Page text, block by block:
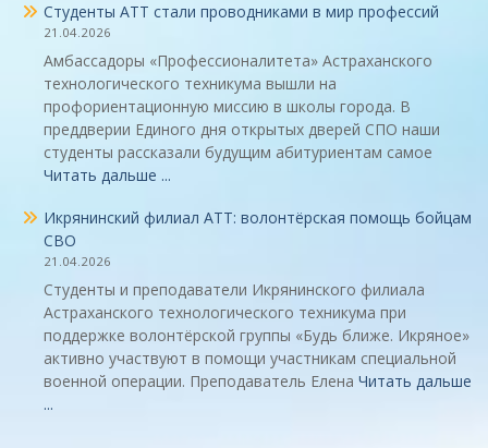
Студенты АТТ стали проводниками в мир профессий
21.04.2026
Амбассадоры «Профессионалитета» Астраханского
технологического техникума вышли на
профориентационную миссию в школы города. В
преддверии Единого дня открытых дверей СПО наши
студенты рассказали будущим абитуриентам самое
Читать дальше ...
Икрянинский филиал АТТ: волонтёрская помощь бойцам
СВО
21.04.2026
Студенты и преподаватели Икрянинского филиала
Астраханского технологического техникума при
поддержке волонтёрской группы «Будь ближе. Икряное»
активно участвуют в помощи участникам специальной
военной операции. Преподаватель Елена Читать дальше
...